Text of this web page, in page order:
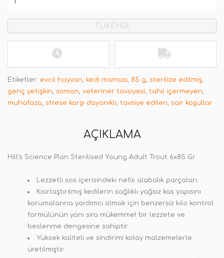
TÜKENDİ
Etiketler: evcil hayvan, kedi maması, 85 g, sterilize edilmiş,
genç yetişkin, somon, veteriner tavsiyesi, tahıl içermeyen,
muhafaza, strese karşı dayanıklı, tavsiye edilen, sair koşullar
AÇIKLAMA
Hill's Science Plan Sterilised Young Adult Trout 6x85 Gr
Lezzetli sos içerisindeki nefis alabalık parçaları.
Kısırlaştırılmış kedilerin sağlıklı yağsız kas yapısını
korumalarına yardımcı olmak için benzersiz kilo kontrol
formülünün yanı sıra mükemmel bir lezzete ve
beslenme dengesine sahiptir.
Yüksek kaliteli ve sindirimi kolay malzemelerle
üretilmiştir.